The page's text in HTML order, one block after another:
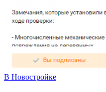
В Новостройке